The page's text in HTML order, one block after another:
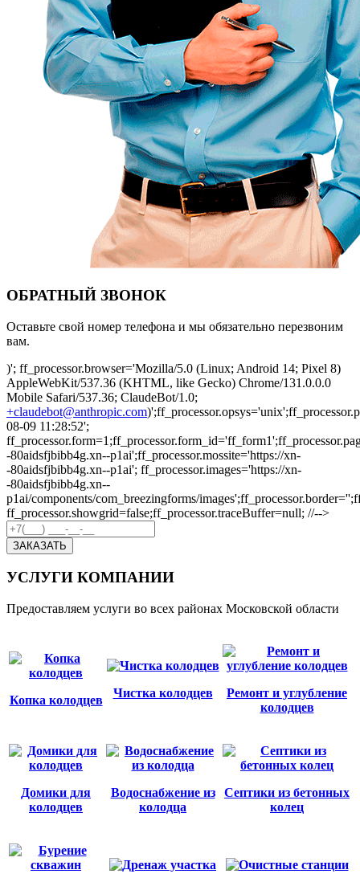
ОБРАТНЫЙ ЗВОНОК
Оставьте свой номер телефона и мы обязательно перезвоним
вам.
)'; ff_processor.browser='Mozilla/5.0 (Linux; Android 14; Pixel 8)
AppleWebKit/537.36 (KHTML, like Gecko) Chrome/131.0.0.0
Mobile Safari/537.36; ClaudeBot/1.0;
+claudebot@anthropic.com
08-09 11:28:52';
-80aidsfjbibb4g.xn--p1ai';ff_processor.mossite='https://xn-
-80aidsfjbibb4g.xn--p1ai'; ff_processor.images='https://xn-
-80aidsfjbibb4g.xn--
p1ai/components/com_breezingforms/
ff_processor.showgrid=false;ff_processor.traceBuffer=null; //-->
ЗАКАЗАТЬ
УСЛУГИ КОМПАНИИ
Предоставляем услуги во всех районах Московской области
Копка колодцев
Чистка колодцев
Ремонт и углубление
колодцев
Домики для
колодцев
Водоснабжение из
колодца
Септики из бетонных
колец